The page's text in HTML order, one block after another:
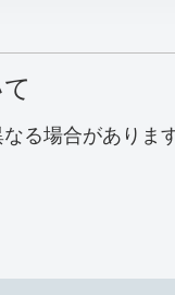
る場合があります